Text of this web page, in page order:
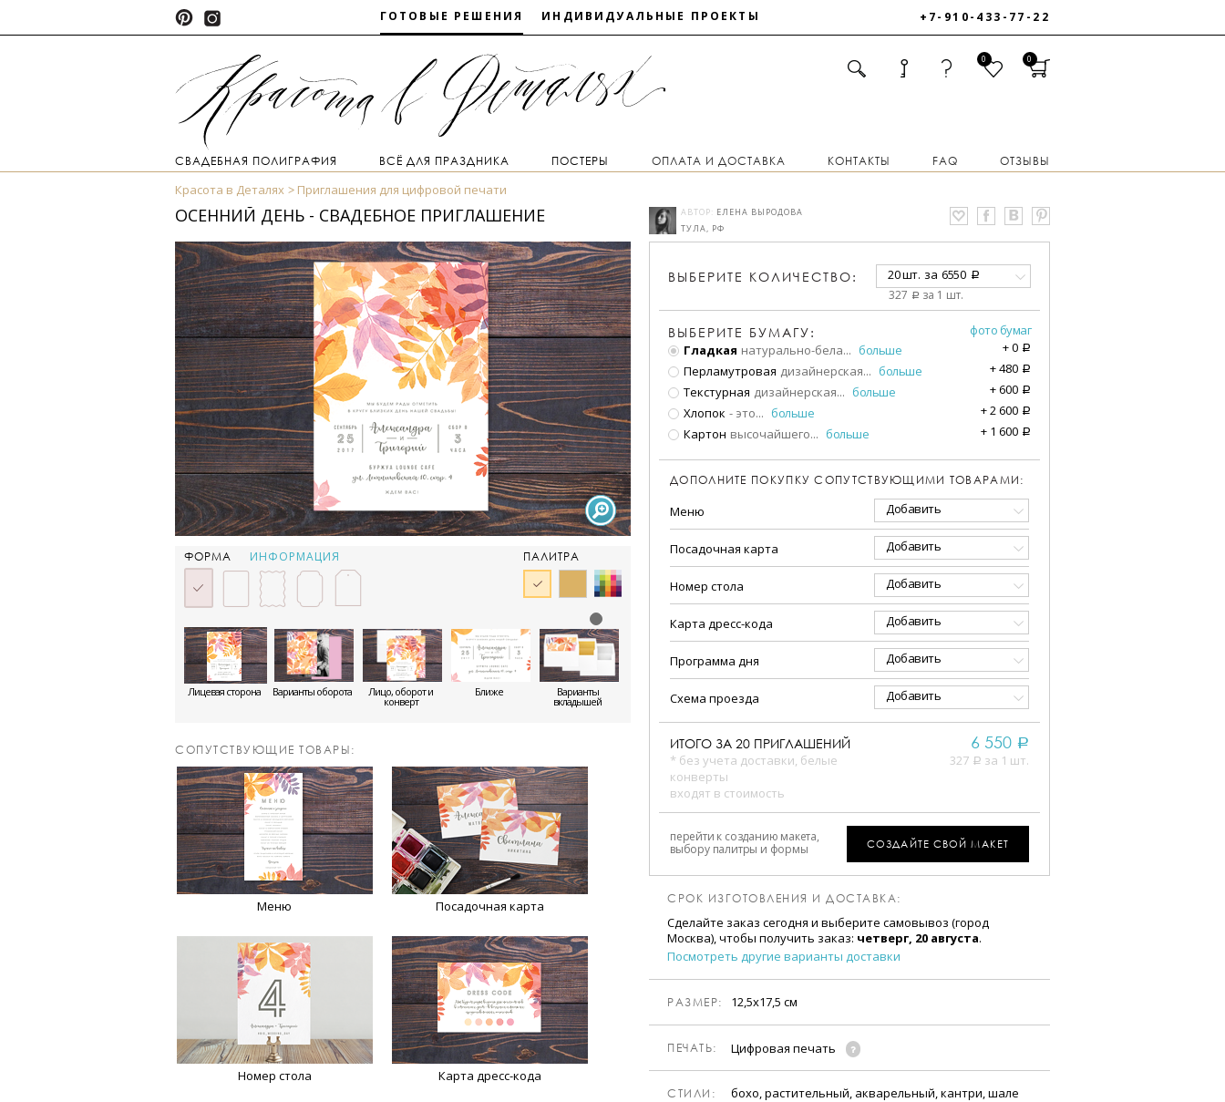
ГОТОВЫЕ РЕШЕНИЯ ИНДИВИДУАЛЬНЫЕ ПРОЕКТЫ +7-910-433-77-22
0 0
СВАДЕБНАЯ ПОЛИГРАФИЯ ВСЁ ДЛЯ ПРАЗДНИКА ПОСТЕРЫ ОПЛАТА И ДОСТАВКА КОНТАКТЫ FAQ ОТЗЫВЫ
Красота в Деталях Приглашения для цифровой печати
ОСЕННИЙ ДЕНЬ - СВАДЕБНОЕ ПРИГЛАШЕНИЕ
ФОРМА ИНФОРМАЦИЯ ПАЛИТРА
Лицевая сторона Варианты оборота Лицо, оборот и
конверт
Ближе Варианты
вкладышей
CОПУТСТВУЮЩИЕ ТОВАРЫ:
Меню Посадочная карта
Номер стола Карта дресс-кода
АВТОР: ЕЛЕНА ВЫРОДОВА
ТУЛА, РФ
ВЫБЕРИТЕ КОЛИЧЕСТВО: 20 шт. за 6550 a
327 a за 1 шт.
ВЫБЕРИТЕ БУМАГУ:
фото бумаг
Гладкая натурально-бела... больше +0 a
Перламутровая дизайнерская... больше +480 a
Текстурная дизайнерская... больше +600 a
Хлопок - это... больше +2 600 a
Картон высочайшего... больше + 1 600 a
ДОПОЛНИТЕ ПОКУПКУ СОПУТСТВУЮЩИМИ ТОВАРАМИ:
Меню Добавить
Посадочная карта Добавить
Номер стола Добавить
Карта дресс-кода Добавить
Программа дня Добавить
Схема проезда Добавить
ИТОГО ЗА 20 ПРИГЛАШЕНИЙ
* без учета доставки, белые
конверты
входят в стоимость
6 550 a
327 a за 1 шт.
перейти к созданию макета,
выбору палитры и формы
СОЗДАЙТЕ СВОЙ МАКЕТ
СРОК ИЗГОТОВЛЕНИЯ И ДОСТАВКА:
Сделайте заказ сегодня и выберите самовывоз (город
Москва), чтобы получить заказ: четверг, 20 августа.
Посмотреть другие варианты доставки
РАЗМЕР: 12,5х17,5 см
ПЕЧАТЬ: Цифровая печать
CТИЛИ: бохо, растительный, акварельный, кантри, шале